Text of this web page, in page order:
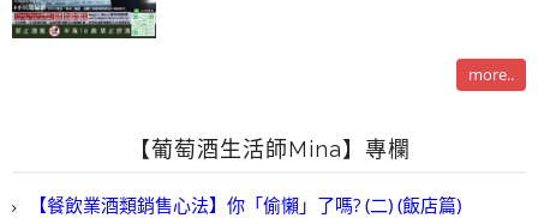
more..
【葡萄酒生活師Mina】專欄
【餐飲業酒類銷售心法】你「偷懶」了嗎? (二) (飯店篇)